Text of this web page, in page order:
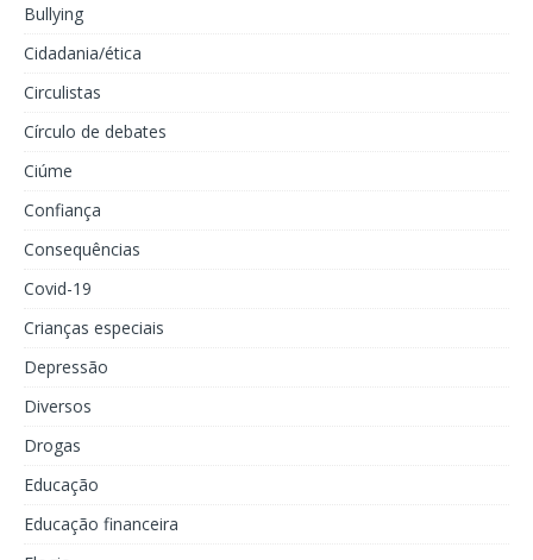
Bullying
Cidadania/ética
Circulistas
Círculo de debates
Ciúme
Confiança
Consequências
Covid-19
Crianças especiais
Depressão
Diversos
Drogas
Educação
Educação financeira